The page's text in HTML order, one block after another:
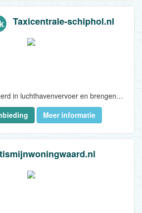
Taxicentrale-schiphol.nl
Wij zijn gespecialiseerd in luchthavenvervoer en brengen iedere dag honderden tevreden reizigers veilig en goedkoop van en naar luchthaven Schiphol. De taxi’s rijden door het hele land, waardoor u altijd op tijd en voor de beste prijs met de taxi op luchthaven Schiphol aankomt! U kunt bij ons kiezen voor een normale taxi (max. 4 personen), stationwagen (max 4 personen), een taxibusje (max. 8 personen) of business class...
Meer informatie